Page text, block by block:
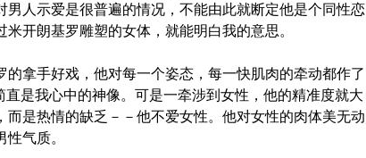
人示爱是很普遍的情况，不能由此就断定他是个同性恋
开朗基罗雕塑的女体，就能明白我的意思。
拿手好戏，他对每一个姿态，每一快肌肉的牵动都作了
是我心中的神像。可是一牵涉到女性，他的精准度就大
是热情的缺乏－－他不爱女性。他对女性的肉体美无动
气质。